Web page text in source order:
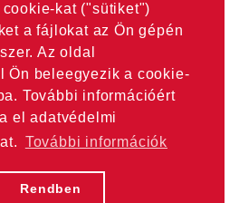
kat ("sütiket")
a fájlokat az Ön gépén
Az oldal
Ön beleegyezik a cookie-
További információért
el adatvédelmi
További információk
Rendben